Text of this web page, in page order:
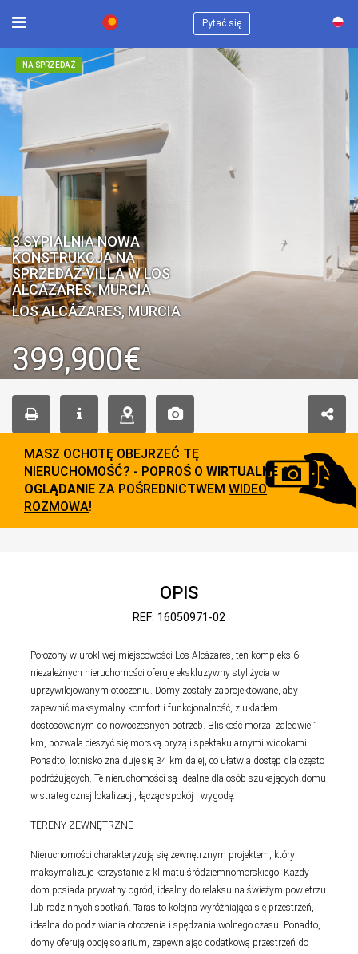
Pytać się
NA SPRZEDAŻ
3 SYPIALNIA NOWA
KONSTRUKCJA NA
SPRZEDAŻ VILLA W LOS
ALCÁZARES, MURCIA
LOS ALCÁZARES, MURCIA
399,900€
MASZ OCHOTĘ OBEJRZEĆ TĘ
NIERUCHOMOŚĆ? - POPROŚ O WIRTUALNE
OGLĄDANIE ZA POŚREDNICTWEM WIDEO
ROZMOWA!
OPIS
REF: 16050971-02
Położony w urokliwej miejscowości Los Alcázares, ten kompleks 6
niezależnych nieruchomości oferuje ekskluzywny styl życia w
uprzywilejowanym otoczeniu. Domy zostały zaprojektowane, aby
zapewnić maksymalny komfort i funkcjonalność, z układem
dostosowanym do nowoczesnych potrzeb. Bliskość morza, zaledwie 1
km, pozwala cieszyć się morską bryzą i spektakularnymi widokami.
Ponadto, lotnisko znajduje się 34 km dalej, co ułatwia dostęp dla często
podróżujących. Te nieruchomości są idealne dla osób szukających domu
w strategicznej lokalizacji, łącząc spokój i wygodę.
TERENY ZEWNĘTRZNE
Nieruchomości charakteryzują się zewnętrznym projektem, który
maksymalizuje korzystanie z klimatu śródziemnomorskiego. Każdy
dom posiada prywatny ogród, idealny do relaksu na świeżym powietrzu
lub rodzinnych spotkań. Taras to kolejna wyróżniająca się przestrzeń,
idealna do podziwiania otoczenia i spędzania wolnego czasu. Ponadto,
domy oferują opcję solarium, zapewniając dodatkową przestrzeń do